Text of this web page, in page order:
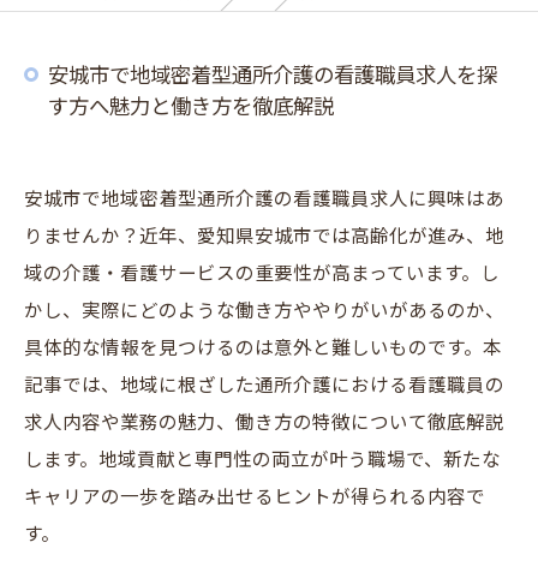
安城市で地域密着型通所介護の看護職員求人を探
す方へ魅力と働き方を徹底解説
安城市で地域密着型通所介護の看護職員求人に興味はあ
りませんか？近年、愛知県安城市では高齢化が進み、地
域の介護・看護サービスの重要性が高まっています。し
かし、実際にどのような働き方ややりがいがあるのか、
具体的な情報を見つけるのは意外と難しいものです。本
記事では、地域に根ざした通所介護における看護職員の
求人内容や業務の魅力、働き方の特徴について徹底解説
します。地域貢献と専門性の両立が叶う職場で、新たな
キャリアの一歩を踏み出せるヒントが得られる内容で
す。